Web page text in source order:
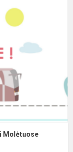
Molėtuose